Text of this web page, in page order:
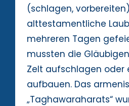
(schlagen,
alttestamentliche
mehreren Tagen
mussten die
Zelt aufschlagen oder
aufbauen. Das
„Taghawaraharats“